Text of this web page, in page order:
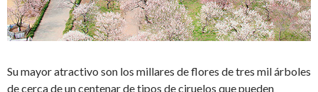
Su mayor atractivo son los millares de flores de tres mil árboles
de cerca de un centenar de tipos de ciruelos que pueden